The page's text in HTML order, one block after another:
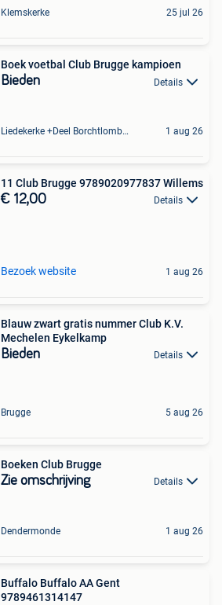
Klemskerke 25 jul 26
Boek voetbal Club Brugge kampioen
Bieden Details
Liedekerke +Deel Borchtlombeek 1 aug 26
11 Club Brugge 9789020977837 Willems
€ 12,00 Details
Bezoek website 1 aug 26
Blauw zwart gratis nummer Club K.V.
Mechelen Eykelkamp
Bieden Details
Brugge 5 aug 26
Boeken Club Brugge
Zie omschrijving Details
Dendermonde 1 aug 26
Buffalo Buffalo AA Gent
9789461314147